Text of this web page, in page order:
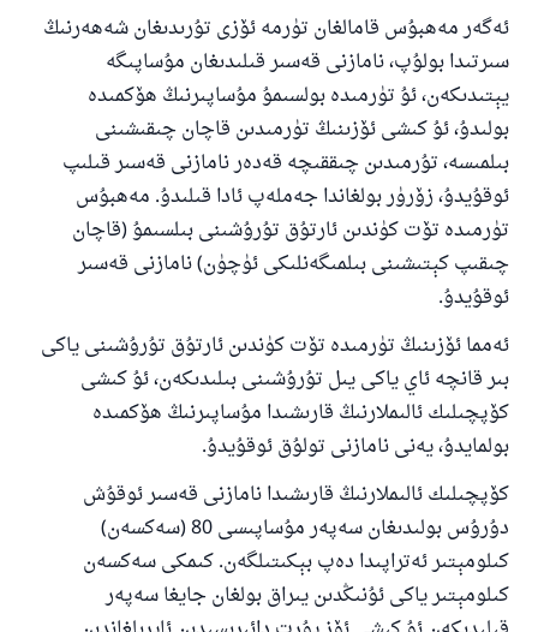
ئەگەر مەھبۇس قامالغان تۈرمە ئۆزى تۇرىدىغان شەھەرنىڭ
سىرتىدا بولۇپ، نامازنى قەسىر قىلىدىغان مۇساپىگە
يېتىدىكەن، ئۇ تۈرمىدە بولسىمۇ مۇساپىرنىڭ ھۆكمىدە
بولىدۇ، ئۇ كىشى ئۆزىنىڭ تۈرمىدىن قاچان چىقىشىنى
بىلمىسە، تۇرمىدىن چىققىچە قەدەر نامازنى قەسىر قىلىپ
ئوقۇيدۇ، زۆرۈر بولغاندا جەملەپ ئادا قىلىدۇ. مەھبۇس
تۈرمىدە تۆت كۈندىن ئارتۇق تۇرۇشىنى بىلسىمۇ (قاچان
چىقىپ كېتىشىنى بىلمىگەنلىكى ئۈچۈن) نامازنى قەسىر
ئوقۇيدۇ.
ئەمما ئۆزىنىڭ تۈرمىدە تۆت كۈندىن ئارتۇق تۇرۇشىنى ياكى
بىر قانچە ئاي ياكى يىل تۇرۇشىنى بىلىدىكەن، ئۇ كىشى
كۆپچىلىك ئالىملارنىڭ قارىشىدا مۇساپىرنىڭ ھۆكمىدە
بولمايدۇ، يەنى نامازنى تولۇق ئوقۇيدۇ.
كۆپچىلىك ئالىملارنىڭ قارىشىدا نامازنى قەسىر ئوقۇش
دۇرۇس بولىدىغان سەپەر مۇساپىسى 80 (سەكسەن)
كىلومېتىر ئەتراپىدا دەپ بېكىتىلگەن. كىمكى سەكسەن
كىلومېتىر ياكى ئۇنىڭدىن يىراق بولغان جايغا سەپەر